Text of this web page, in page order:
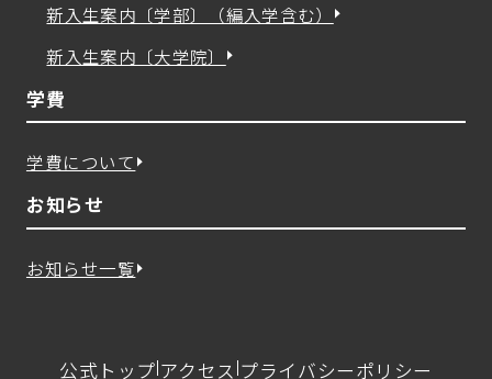
学費
学費について
新入生案内〔学部〕（編入学含む）
新入生案内〔大学院〕
お知らせ
お知らせ一覧
公式トップ アクセス プライバシーポリシー